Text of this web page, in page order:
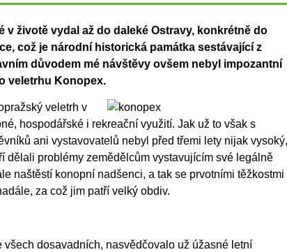
v životě vydal až do daleké Ostravy, konkrétně do
což je národní historická památka sestávající z
důvodem mé návštěvy ovšem nebyl impozantní
veletrhu Konopex.
veletrh v
hospodářské i rekreační využití. Jak už to však s
ani vystavovatelů nebyl před třemi lety nijak vysoký,
dělali problémy zemědělcům vystavujícím své legálně
naštěstí konopní nadšenci, a tak se prvotními těžkostmi
za což jim patří velký obdiv.
dosavadních, nasvědčovalo už úžasné letní